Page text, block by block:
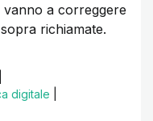
vanno a correggere
richiamate.
digitale